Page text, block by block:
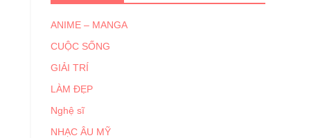
ANIME – MANGA
CUỘC SỐNG
GIẢI TRÍ
LÀM ĐẸP
Nghệ sĩ
NHẠC ÂU MỸ